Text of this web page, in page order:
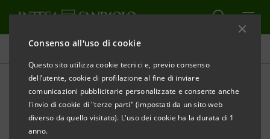
Consenso all'uso di cookie
Questo sito utilizza cookie tecnici e, previo consenso
dell’utente, cookie di profilazione al fine di inviare
comunicazioni pubblicitarie personalizzate e consente anche
l'invio di cookie di "terze parti" (impostati da un sito web
diverso da quello visitato). L'uso dei cookie ha la durata di 1
anno.
Comunicati stampa
STAMPA AGGIORNA
BOLOGNA: DA INTESA SANPAOLO 32 MILIONI DI
EURO PER I PROGETTI DI SVILUPPO DEL GRUPPO
GREENGO